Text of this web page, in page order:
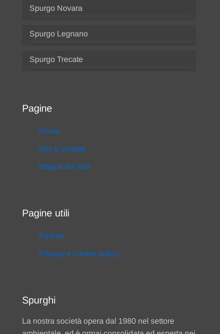
Spurgo Novara
Spurgo Legnano
Spurgo Trecate
Pagine
Home
Info & contatti
Mappa del sito
Pagine utili
Partner
Privacy e cookie policy
Spurghi
La nostra società opera dal 1980 nel settore